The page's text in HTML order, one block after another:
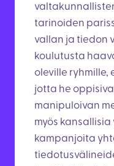
tarinoiden
vallan ja tiedon
koulutusta
oleville ryhmille,
jotta he
manipuloivan
myös
kampanjoita